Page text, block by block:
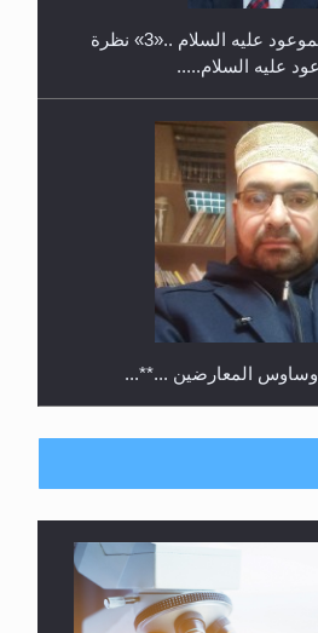
رأيٌ في لغة المسيح الموعود عليه السلام ..«3» نظرة
عليه السلام.....
المعارضين ...**...